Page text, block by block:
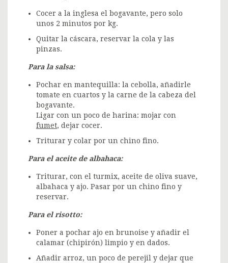
Cocer a la inglesa el bogavante, pero solo
unos 2 minutos por kg.
Quitar la cáscara, reservar la cola y las
pinzas.
Para la salsa:
Pochar en mantequilla: la cebolla, añadirle
tomate en cuartos y la carne de la cabeza del
bogavante.
Ligar con un poco de harina: mojar con
fumet, dejar cocer.
Triturar y colar por un chino fino.
Para el aceite de albahaca:
Triturar, con el turmix, aceite de oliva suave,
albahaca y ajo. Pasar por un chino fino y
reservar.
Para el risotto:
Poner a pochar ajo en brunoise y añadir el
calamar (chipirón) limpio y en dados.
Añadir arroz, un poco de perejil y dejar que